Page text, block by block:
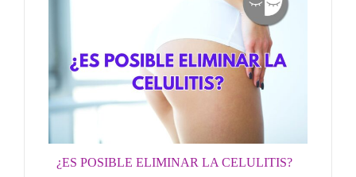
¿ES POSIBLE ELIMINAR LA CELULITIS?